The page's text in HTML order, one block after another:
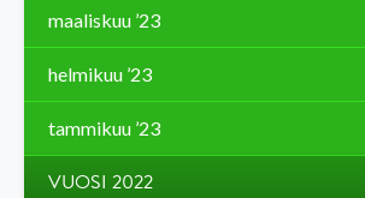
maaliskuu ’23
helmikuu ’23
tammikuu ’23
VUOSI 2022